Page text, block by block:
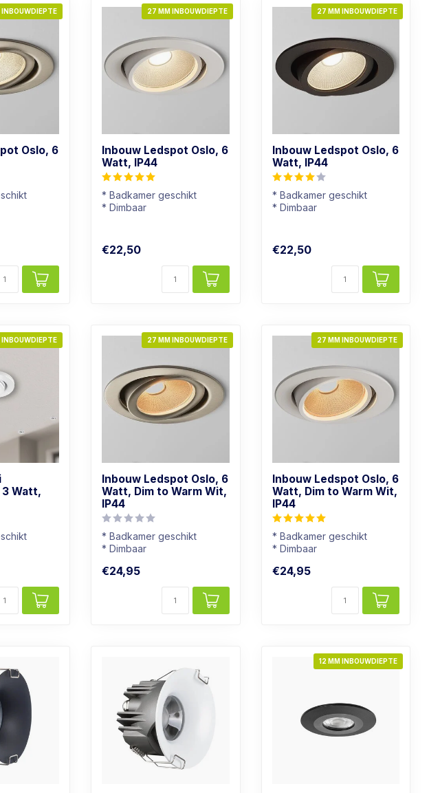
Oslo, 6
27 MM INBOUWDIEPTE
Inbouw Ledspot Oslo, 6
Watt, IP44
* Badkamer geschikt
* Dimbaar
€22,50
27 MM INBOUWDIEPTE
Inbouw Ledspot Oslo, 6
Watt, IP44
* Badkamer geschikt
* Dimbaar
€22,50
Watt,
27 MM INBOUWDIEPTE
Inbouw Ledspot Oslo, 6
Watt, Dim to Warm Wit,
IP44
* Badkamer geschikt
* Dimbaar
* Rvs kleur armatuur
€24,95
27 MM INBOUWDIEPTE
Inbouw Ledspot Oslo, 6
Watt, Dim to Warm Wit,
IP44
* Badkamer geschikt
* Dimbaar
* Wit armatuur
€24,95
12 MM INBOUWDIEPTE